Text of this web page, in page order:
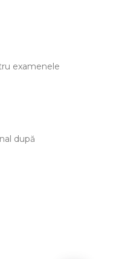
examenele
după